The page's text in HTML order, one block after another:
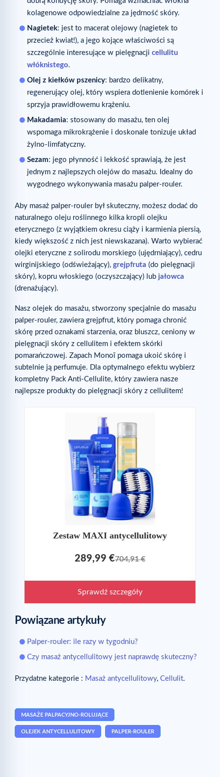
kolagenowe odpowiedzialne za jędrność skóry.
Nagietek: jest to macerat olejowy (nagietek to
przecież kwiat!), a jego kojące właściwości są
szczególnie interesujące w pielęgnacji cellulitu
włóknistego.
Olej z kiełków pszenicy: bardzo delikatny,
regenerujący olej, który wspiera dotlenienie komórek i
sprzyja prawidłowemu krążeniu.
Makadamia: stosowany do masażu, ten olej
wspomaga mikrokrążenie i doskonale tonizuje układ
żylno-limfatyczny.
Sezam: jego płynność i lekkość sprawiają, że jest
jednym z najlepszych olejów do masażu. Idealny do
wygodnego wykonywania masażu palper-rouler.
Aby masaż palper-rouler był skuteczny, możesz dodać do
naturalnego oleju roślinnego kilka kropli olejku
eterycznego (z wyjątkiem okresu ciąży i karmienia piersią,
kiedy większość z nich jest niewskazana). Warto wybierać
olejki eteryczne z solirodu morskiego (ujędrniający), cedru
wirginijskiego (odświeżający), grejpfruta (do pielęgnacji
skóry), kopru włoskiego (oczyszczający) lub jałowca
(drenażujący).
Nasz olejek do masażu, stworzony specjalnie do masażu
palper-rouler, zawiera grejpfrut, który pomaga chronić
skórę przed oznakami starzenia, oraz bluszcz, ceniony w
pielęgnacji skóry z cellulitem i efektem skórki
pomarańczowej. Zapach Monoï pomaga ukoić skórę i
subtelnie ją perfumuje. Dla optymalnego efektu wybierz
kompletny Pack Anti-Cellulite, który zawiera nasze
najlepsze produkty do pielęgnacji skóry z cellulitem!
Zestaw MAXI antycellulitowy
289,99 €704,91 €
Sprawdź szczegóły
Powiązane artykuły
Palper-rouler: ile razy w tygodniu?
Czy masaż antycellulitowy jest naprawdę skuteczny?
Przydatne kategorie : Masaż antycellulitowy, Cellulit.
MASAŻE PALPACYJNO-ROLUJĄCE
OLEJEK ANTYCELLULITOWY PALPER-ROULER